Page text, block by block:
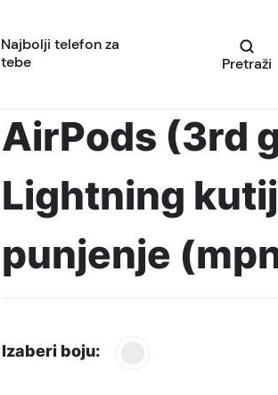
Najbolji telefon za
tebe
Pretraži
AirPods (3rd
Lightning
punjenje
Izaberi boju: